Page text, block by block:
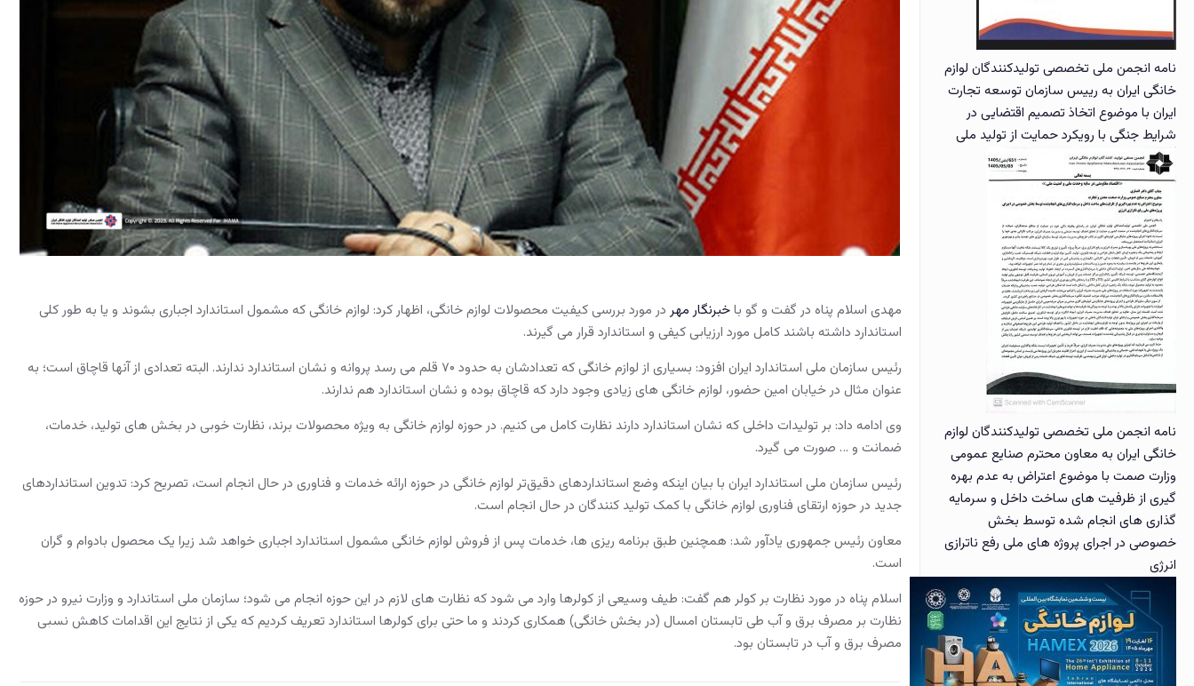
مهدی اسلام پناه در گفت و گو باخبرنگار مهر در مورد بررسی کیفیت محصولات لوازم خانگی، اظهار کرد: لوازم خانگی که مشمول استاندارد اجباری بشوند و یا به طور کلی
استاندارد داشته باشند کامل مورد ارزیابی کیفی و استاندارد قرار می گیرند.
رئیس سازمان ملی استاندارد ایران افزود: بسیاری از لوازم خانگی که تعدادشان به حدود ۷۰ قلم می رسد پروانه و نشان استاندارد ندارند. البته تعدادی از آنها قاچاق است؛ به
عنوان مثال در خیابان امین حضور، لوازم خانگی های زیادی وجود دارد که قاچاق بوده و نشان استاندارد هم ندارند.
وی ادامه داد: بر تولیدات داخلی که نشان استاندارد دارند نظارت کامل می کنیم. در حوزه لوازم خانگی به ویژه محصولات برند، نظارت خوبی در بخش های تولید، خدمات،
ضمانت و … صورت می گیرد.
رئیس سازمان ملی استاندارد ایران با بیان اینکه وضع استانداردهای دقیق‌تر لوازم خانگی در حوزه ارائه خدمات و فناوری در حال انجام است، تصریح کرد: تدوین استانداردهای
جدید در حوزه ارتقای فناوری لوازم خانگی با کمک تولید کنندگان در حال انجام است.
معاون رئیس جمهوری یادآور شد: همچنین طبق برنامه ریزی ها، خدمات پس از فروش لوازم خانگی مشمول استاندارد اجباری خواهد شد زیرا یک محصول بادوام و گران
است.
اسلام پناه در مورد نظارت بر کولر هم گفت: طیف وسیعی از کولرها وارد می شود که نظارت های لازم در این حوزه انجام می شود؛ سازمان ملی استاندارد و وزارت نیرو در حوزه
نظارت بر مصرف برق و آب طی تابستان امسال (در بخش خانگی) همکاری کردند و ما حتی برای کولرها استاندارد تعریف کردیم که یکی از نتایج این اقدامات کاهش نسبی
مصرف برق و آب در تابستان بود.
نامه انجمن ملی تخصصی تولیدکنندگان لوازم
خانگی ایران به رییس سازمان توسعه تجارت
ایران با موضوع اتخاذ تصمیم اقتضایی در
شرایط جنگی با رویکرد حمایت از تولید ملی
نامه انجمن ملی تخصصی تولیدکنندگان لوازم
خانگی ایران به معاون محترم صنایع عمومی
وزارت صمت با موضوع اعتراض به عدم بهره
گیری از ظرفیت های ساخت داخل و سرمایه
گذاری های انجام شده توسط بخش
خصوصی در اجرای پروژه های ملی رفع ناترازی
انرژی